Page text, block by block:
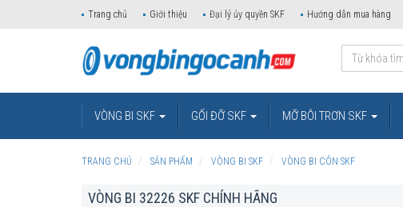
Trang chủ Giới thiệu Đại lý ủy quyền SKF Hướng dẫn mua hàng
VÒNG BI SKF GỐI ĐỠ SKF MỠ BÔI TRƠN SKF
TRANG CHỦ SẢN PHẨM VÒNG BI SKF VÒNG BI CÔN SKF
VÒNG BI 32226 SKF CHÍNH HÃNG